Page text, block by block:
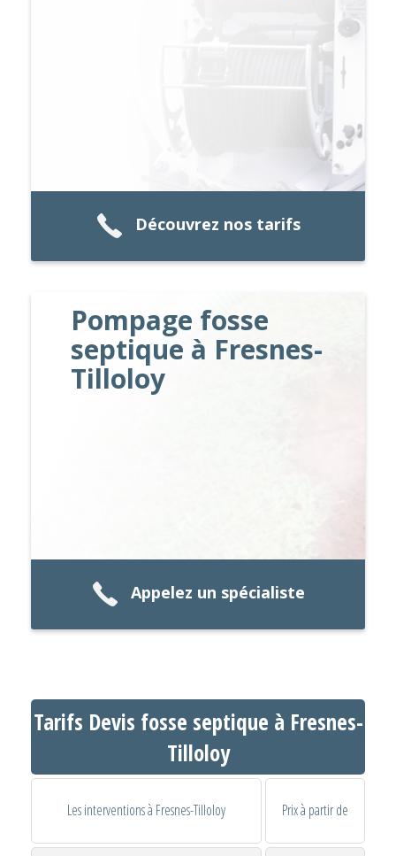
Découvrez nos tarifs
Pompage fosse
septique à Fresnes-
Tilloloy
Appelez un spécialiste
Tarifs Devis fosse septique à Fresnes-
Tilloloy
Les interventions à Fresnes-Tilloloy Prix à partir de